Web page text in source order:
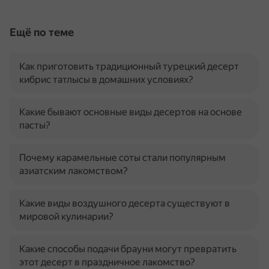
Ещё по теме
Как приготовить традиционный турецкий десерт
кибрис татлысы в домашних условиях?
Какие бывают основные виды десертов на основе
пасты?
Почему карамельные соты стали популярным
азиатским лакомством?
Какие виды воздушного десерта существуют в
мировой кулинарии?
Какие способы подачи брауни могут превратить
этот десерт в праздничное лакомство?